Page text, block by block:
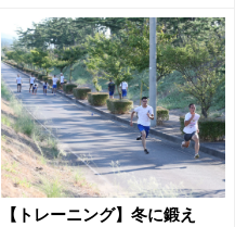
【トレーニング】冬に鍛え